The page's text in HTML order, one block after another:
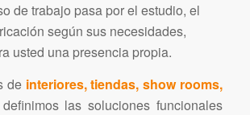
de trabajo pasa por el estudio, el
según sus necesidades,
usted una presencia propia.
de interiores, tiendas, show rooms,
las soluciones funcionales